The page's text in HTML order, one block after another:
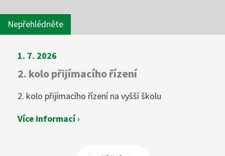
Nepřehlédněte
1. 7. 2026
2. kolo přijímacího řízení
2. kolo přijímacího řízení na vyšší školu
Více informací ›